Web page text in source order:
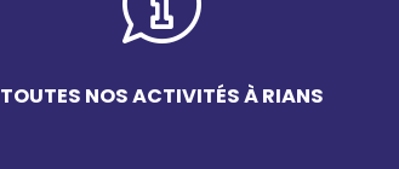
TOUTES NOS ACTIVITÉS À RIANS